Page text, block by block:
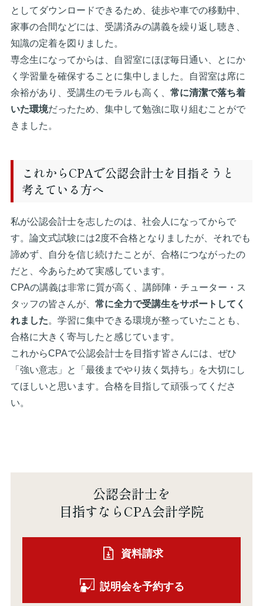
としてダウンロードできるため、徒歩や車での移動中、
家事の合間などには、受講済みの講義を繰り返し聴き、
知識の定着を図りました。
専念生になってからは、自習室にほぼ毎日通い、とにか
く学習量を確保することに集中しました。自習室は席に
余裕があり、受講生のモラルも高く、 常に清潔で落ち着
いた環境だったため、集中して勉強に取り組むことがで
きました。
これからCPAで公認会計士を目指そうと
考えている方へ
私が公認会計士を志したのは、社会人になってからで
す。論文式試験には2度不合格となりましたが、それでも
諦めず、自分を信じ続けたことが、合格につながったの
だと、今あらためて実感しています。
CPAの講義は非常に質が高く、講師陣・チューター・ス
タッフの皆さんが、 常に全力で受講生をサポートしてく
れました。学習に集中できる環境が整っていたことも、
合格に大きく寄与したと感じています。
これからCPAで公認会計士を目指す皆さんには、ぜひ
「強い意志」と「最後までやり抜く気持ち」を大切にし
てほしいと思います。合格を目指して頑張ってくださ
い。
公認会計士を
目指すならCPA会計学院
資料請求
説明会を予約する